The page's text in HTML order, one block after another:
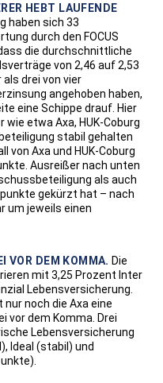
HEBT LAUFENDE
haben sich 33
durch den FOCUS
die durchschnittliche
von 2,46 auf 2,53
drei von vier
angehoben haben,
eine Schippe drauf. Hier
etwa Axa, HUK-Coburg
stabil gehalten
von Axa und HUK-Coburg
Ausreißer nach unten
als auch
gekürzt hat – nach
um jeweils einen
VOR DEM KOMMA. Die
mit 3,25 Prozent Inter
Lebensversicherung.
noch die Axa eine
vor dem Komma. Drei
Lebensversicherung
Ideal (stabil) und